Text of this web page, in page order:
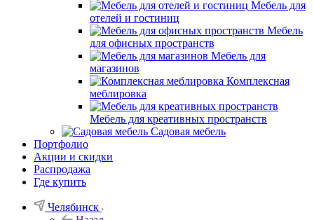
Мебель для
отелей и гостиниц
Мебель
для офисных пространств
Мебель для
магазинов
Комплексная
меблировка
Мебель для креативных пространств
Садовая мебель
Портфолио
Акции и скидки
Распродажа
Где купить
Челябинск